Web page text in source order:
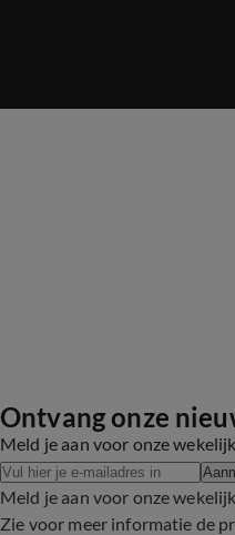
Ontvang onze
Meld je aan voor onze
Meld je aan voor onze
Zie voor meer informatie de